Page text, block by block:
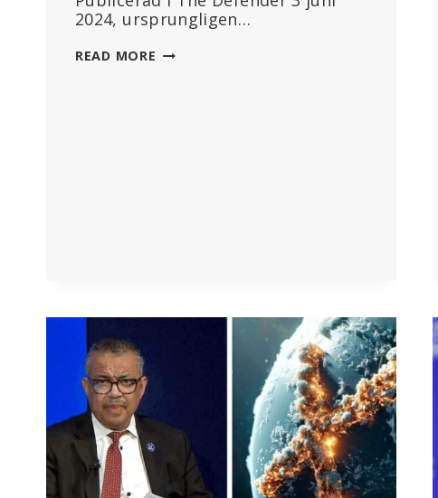
2024, ursprungligen…
READ MORE KOLDIOXIDKOMPENSATIONER